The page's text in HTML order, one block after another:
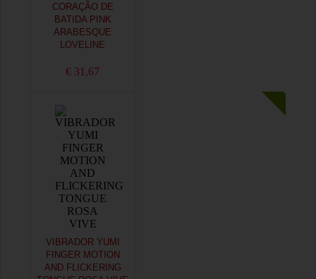
CORAÇÃO DE
BATIDA PINK
ARABESQUE
LOVELINE
€ 31,67
VIBRADOR YUMI
FINGER MOTION
AND FLICKERING